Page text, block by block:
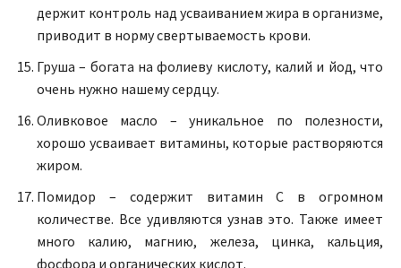
держит контроль над усваиванием жира в организме,
приводит в норму свертываемость крови.
Груша – богата на фолиеву кислоту, калий и йод, что
очень нужно нашему сердцу.
Оливковое масло – уникальное по полезности,
хорошо усваивает витамины, которые растворяются
жиром.
Помидор – содержит витамин С в огромном
количестве. Все удивляются узнав это. Также имеет
много калию, магнию, железа, цинка, кальция,
фосфора и органических кислот.